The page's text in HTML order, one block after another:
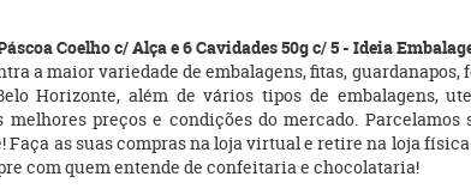
Coelho c/ Alça e 6 Cavidades 50g c/ 5 - Ideia
a maior variedade de embalagens, fitas,
Horizonte, além de vários tipos de embalagens,
preços e condições do mercado.
Faça as suas compras na loja virtual e retire na loja
com quem entende de confeitaria e chocolataria!